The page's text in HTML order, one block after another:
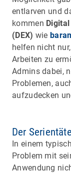
entlarven und
kommen
(DEX) wie
helfen nicht
Arbeiten zu
Admins dabei,
Problemen,
aufzudecken
Der
In einem
Problem mit
Anwendung